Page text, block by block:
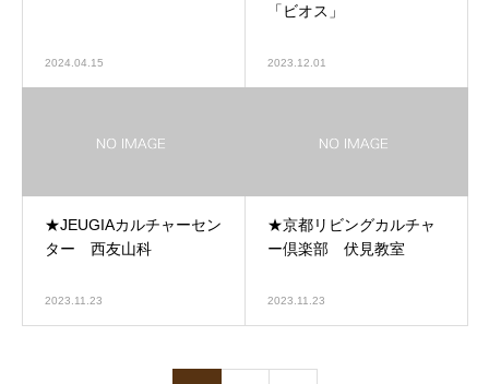
2024.04.15
「ビオス」
2023.12.01
★JEUGIAカルチャーセン
ター 西友山科
2023.11.23
★京都リビングカルチャ
ー倶楽部 伏見教室
2023.11.23